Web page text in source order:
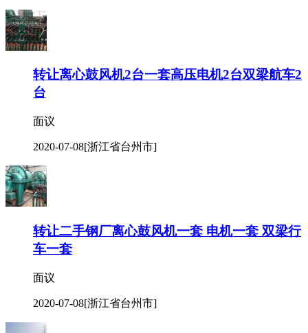
转让离心鼓风机2台一套高压电机2台双梁航车2
台
面议
2020-07-08[浙江省台州市]
转让二手钢厂离心鼓风机一套 电机一套 双梁行
车一套
面议
2020-07-08[浙江省台州市]